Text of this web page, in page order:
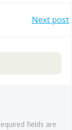
Next post
fields are